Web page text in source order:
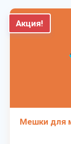
Акция!
Мешки для